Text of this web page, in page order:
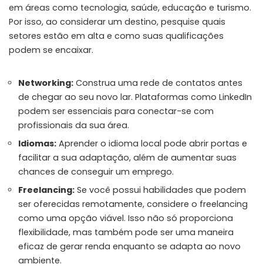
em áreas como tecnologia, saúde, educação e turismo.
Por isso, ao considerar um destino, pesquise quais
setores estão em alta e como suas qualificações
podem se encaixar.
Networking: Construa uma rede de contatos antes
de chegar ao seu novo lar. Plataformas como LinkedIn
podem ser essenciais para conectar-se com
profissionais da sua área.
Idiomas: Aprender o idioma local pode abrir portas e
facilitar a sua adaptação, além de aumentar suas
chances de conseguir um emprego.
Freelancing: Se você possui habilidades que podem
ser oferecidas remotamente, considere o freelancing
como uma opção viável. Isso não só proporciona
flexibilidade, mas também pode ser uma maneira
eficaz de gerar renda enquanto se adapta ao novo
ambiente.